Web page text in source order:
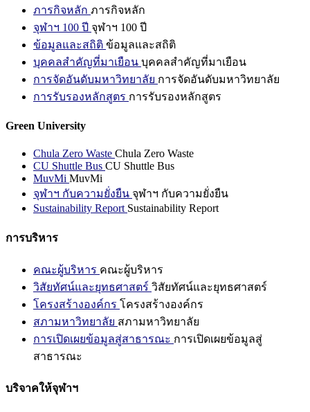
ภารกิจหลัก ภารกิจหลัก
จุฬาฯ 100 ปี จุฬาฯ 100 ปี
ข้อมูลและสถิติ ข้อมูลและสถิติ
บุคคลสำคัญที่มาเยือน บุคคลสำคัญที่มาเยือน
การจัดอันดับมหาวิทยาลัย การจัดอันดับมหาวิทยาลัย
การรับรองหลักสูตร การรับรองหลักสูตร
Green University
Chula Zero Waste Chula Zero Waste
CU Shuttle Bus CU Shuttle Bus
MuvMi MuvMi
จุฬาฯ กับความยั่งยืน จุฬาฯ กับความยั่งยืน
Sustainability Report Sustainability Report
การบริหาร
คณะผู้บริหาร คณะผู้บริหาร
วิสัยทัศน์และยุทธศาสตร์ วิสัยทัศน์และยุทธศาสตร์
โครงสร้างองค์กร โครงสร้างองค์กร
สภามหาวิทยาลัย สภามหาวิทยาลัย
การเปิดเผยข้อมูลสู่สาธารณะ การเปิดเผยข้อมูลสู่
สาธารณะ
บริจาคให้จุฬาฯ